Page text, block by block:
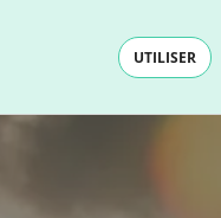
UTILISER